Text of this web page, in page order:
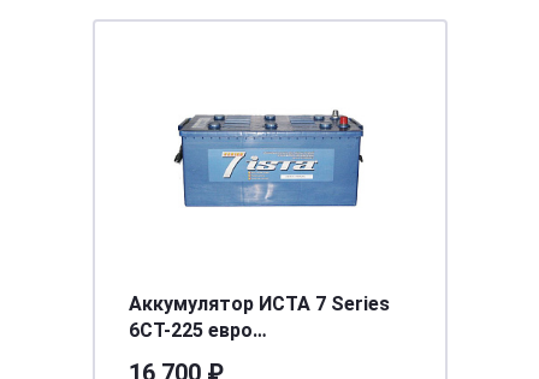
Аккумулятор ИСТА 7 Series
6СТ-225 евро
16 700 ₽